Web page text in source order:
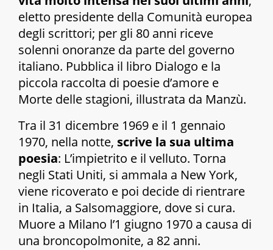
eletto presidente della Comunità europea
degli scrittori; per gli 80 anni riceve
solenni onoranze da parte del governo
italiano. Pubblica il libro Dialogo e la
piccola raccolta di poesie d’amore e
Morte delle stagioni, illustrata da Manzù.
Tra il 31 dicembre 1969 e il 1 gennaio
1970, nella notte, scrive la sua ultima
poesia: L’impietrito e il velluto. Torna
negli Stati Uniti, si ammala a New York,
viene ricoverato e poi decide di rientrare
in Italia, a Salsomaggiore, dove si cura.
Muore a Milano l’1 giugno 1970 a causa di
una broncopolmonite, a 82 anni.